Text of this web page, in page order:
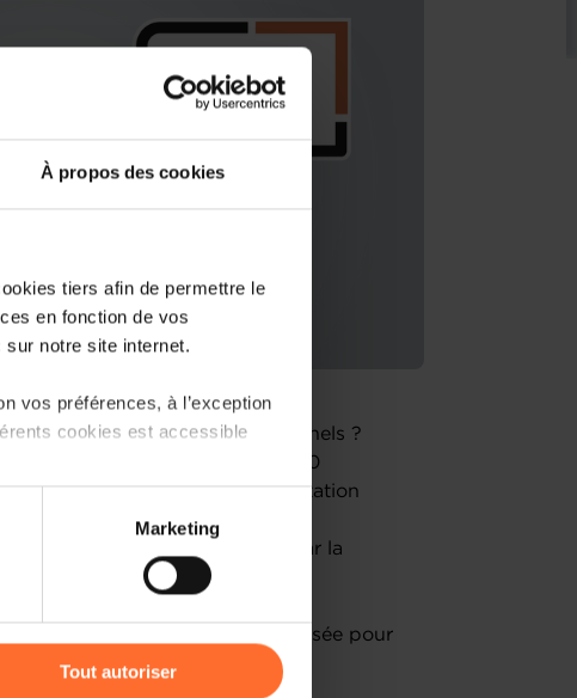
À propos des cookies
tiers afin de permettre le
en fonction de vos
notre site internet.
vos préférences, à l’exception
cookies est accessible
partage sur les réseaux
peuvent être affectées en
Marketing
Tout autoriser
financer vos projets professionnels ?
au financement à travers 10
vous offre une présentation
naviguer dans le monde du
de cautionnement proposées par la
questions-réponses sera organisée pour